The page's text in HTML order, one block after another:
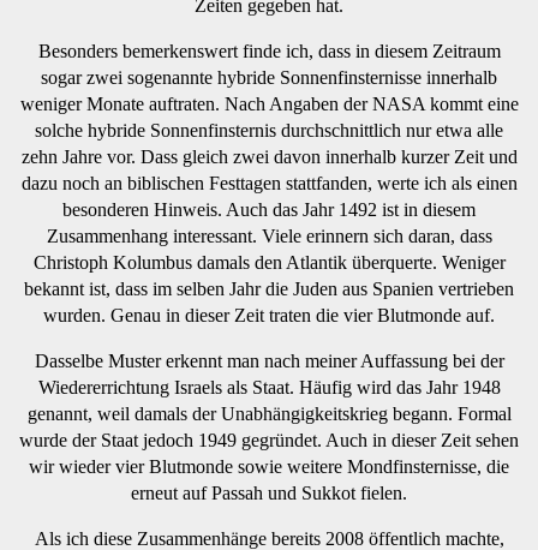
Zeiten gegeben hat.
Besonders bemerkenswert finde ich, dass in diesem Zeitraum
sogar zwei sogenannte hybride Sonnenfinsternisse innerhalb
weniger Monate auftraten. Nach Angaben der NASA kommt eine
solche hybride Sonnenfinsternis durchschnittlich nur etwa alle
zehn Jahre vor. Dass gleich zwei davon innerhalb kurzer Zeit und
dazu noch an biblischen Festtagen stattfanden, werte ich als einen
besonderen Hinweis. Auch das Jahr 1492 ist in diesem
Zusammenhang interessant. Viele erinnern sich daran, dass
Christoph Kolumbus damals den Atlantik überquerte. Weniger
bekannt ist, dass im selben Jahr die Juden aus Spanien vertrieben
wurden. Genau in dieser Zeit traten die vier Blutmonde auf.
Dasselbe Muster erkennt man nach meiner Auffassung bei der
Wiedererrichtung Israels als Staat. Häufig wird das Jahr 1948
genannt, weil damals der Unabhängigkeitskrieg begann. Formal
wurde der Staat jedoch 1949 gegründet. Auch in dieser Zeit sehen
wir wieder vier Blutmonde sowie weitere Mondfinsternisse, die
erneut auf Passah und Sukkot fielen.
Als ich diese Zusammenhänge bereits 2008 öffentlich machte,